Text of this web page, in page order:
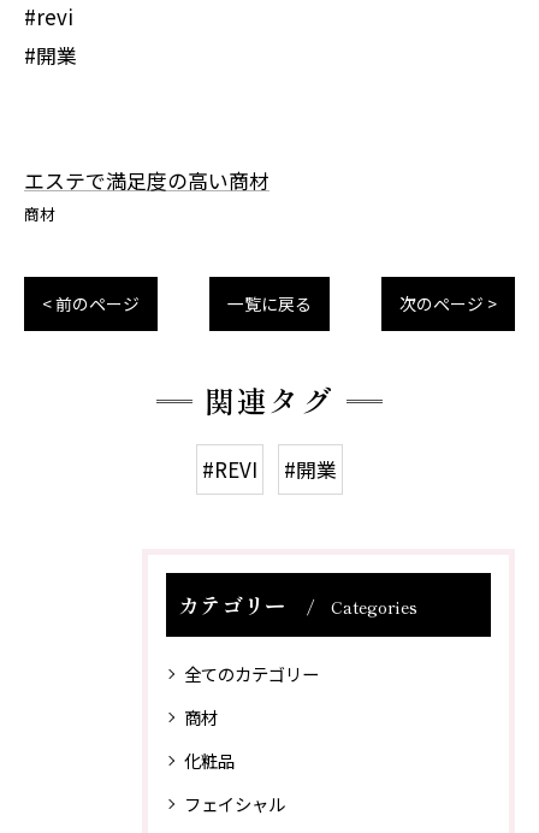
#revi
#開業
エステで満足度の高い商材
商材
< 前のページ 一覧に戻る 次のページ >
関連タグ
#REVI #開業
カテゴリー Categories
全てのカテゴリー
商材
化粧品
フェイシャル